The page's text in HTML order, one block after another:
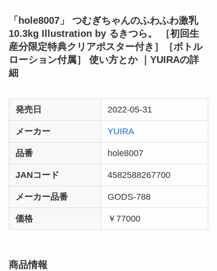
「hole8007」 つむぎちゃんのふわふわ激乳
10.3kg Illustration by るきつら。 ［初回生
産分限定特典クリアポスター付き］［ボトル
ローション付属］ 使い方とか ｜YUIRAの詳
細
発売日 2022-05-31
メーカー YUIRA
品番 hole8007
JANコード 4582588267700
メーカー品番 GODS-788
価格 ￥77000
商品情報